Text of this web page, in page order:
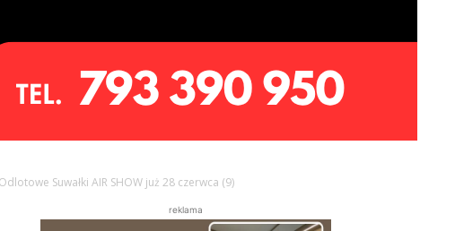
Suwałki AIR SHOW już 28 czerwca (9)
reklama